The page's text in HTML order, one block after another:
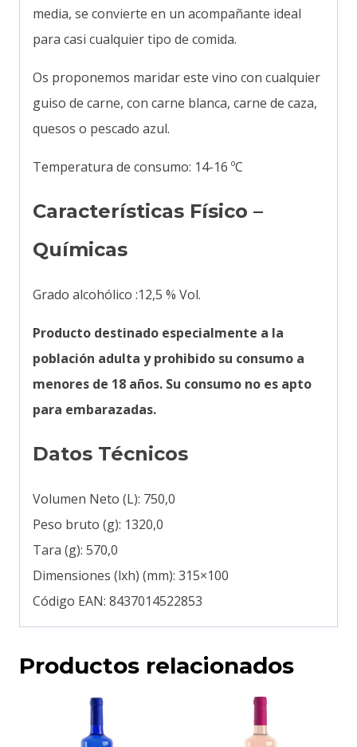
media, se convierte en un acompañante ideal
para casi cualquier tipo de comida.
Os proponemos maridar este vino con cualquier
guiso de carne, con carne blanca, carne de caza,
quesos o pescado azul.
Temperatura de consumo: 14-16 ºC
Características Físico –
Químicas
Grado alcohólico :12,5 % Vol.
Producto destinado especialmente a la
población adulta y prohibido su consumo a
menores de 18 años. Su consumo no es apto
para embarazadas.
Datos Técnicos
Volumen Neto (L): 750,0
Peso bruto (g): 1320,0
Tara (g): 570,0
Dimensiones (lxh) (mm): 315×100
Código EAN: 8437014522853
Productos relacionados